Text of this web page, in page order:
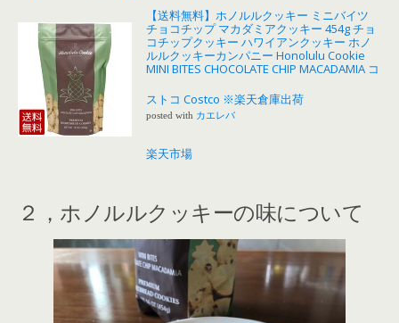
【送料無料】ホノルルクッキー ミニバイツ
チョコチップ マカダミアクッキー 454g チョ
コチップクッキー ハワイアンクッキー ホノ
ルルクッキーカンパニー Honolulu Cookie
MINI BITES CHOCOLATE CHIP MACADAMIA コ
ストコ Costco ※楽天倉庫出荷
posted with カエレバ
楽天市場
２，ホノルルクッキーの味について